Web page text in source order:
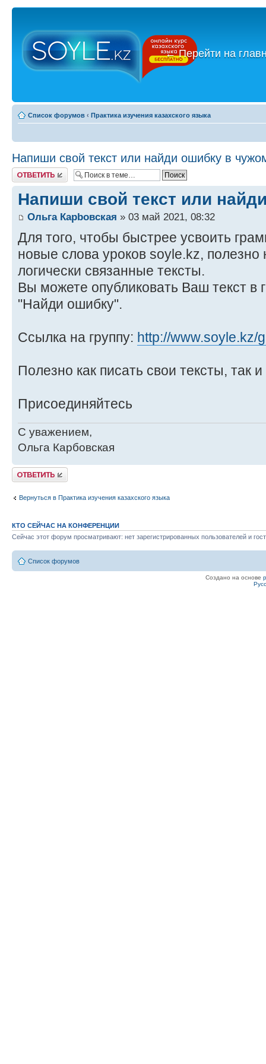
←Перейти на
Список форумов ‹ Практика изучения казахского языка
Напиши свой текст или найди ошибку в
Ответить
Напиши свой текст или
Ольга Карbовская » 03 май 2021, 08:32
Для того, чтобы быстрее усвоить
новые слова уроков soyle.kz, полезно
логически связанные тексты.
Вы можете опубликовать Ваш текст в
"Найди ошибку".
Ссылка на группу: http://www.soyle.kz/
Полезно как писать свои тексты, так
Присоединяйтесь
С уважением,
Ольга Карбовская
Ответить
Вернуться в Практика изучения казахского языка
КТО СЕЙЧАС НА КОНФЕРЕНЦИИ
Сейчас этот форум просматривают: нет зарегистрированных пользователей и
Список форумов
Создано на основе